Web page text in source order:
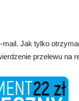
Jak tylko
przelewu na